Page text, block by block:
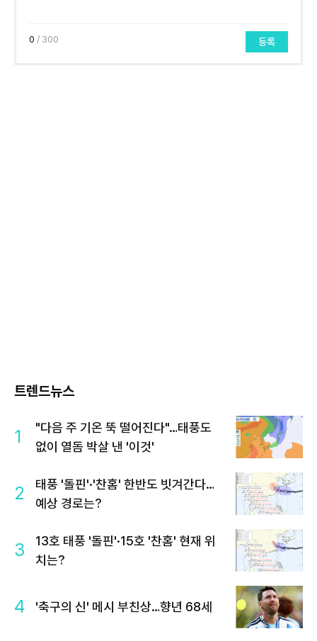
0 / 300 등록
트렌드뉴스
1
"다음 주 기온 뚝 떨어진다"…태풍도
없이 열돔 박살 낸 '이것'
2
태풍 '돌핀'·'찬홈' 한반도 빗겨간다…
예상 경로는?
3
13호 태풍 '돌핀'·15호 '찬홈' 현재 위
치는?
4 '축구의 신' 메시 부친상…향년 68세